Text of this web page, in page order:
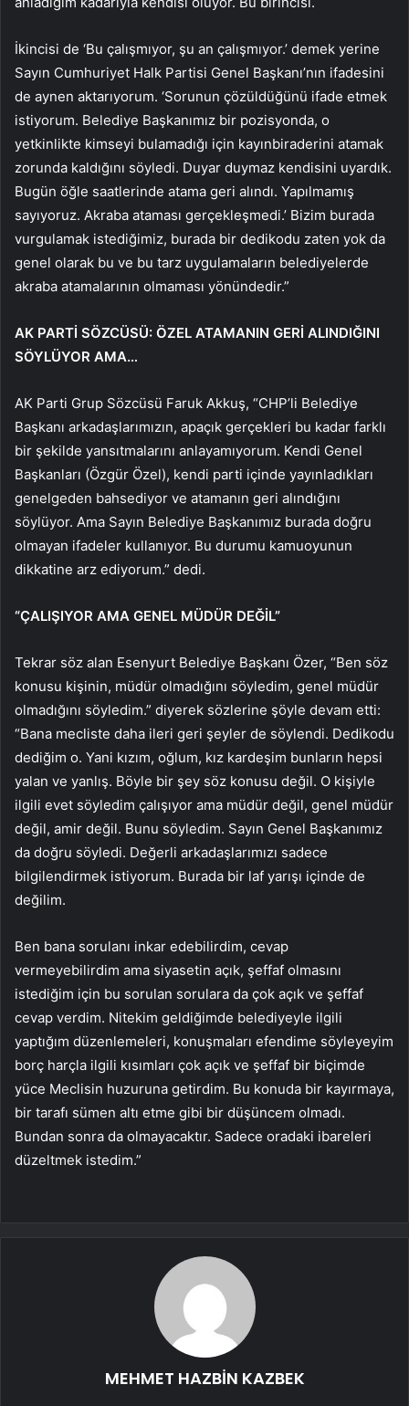
İkincisi de ‘Bu çalışmıyor, şu an çalışmıyor.’ demek yerine
Sayın Cumhuriyet Halk Partisi Genel Başkanı’nın ifadesini
de aynen aktarıyorum. ‘Sorunun çözüldüğünü ifade etmek
istiyorum. Belediye Başkanımız bir pozisyonda, o
yetkinlikte kimseyi bulamadığı için kayınbiraderini atamak
zorunda kaldığını söyledi. Duyar duymaz kendisini uyardık.
Bugün öğle saatlerinde atama geri alındı. Yapılmamış
sayıyoruz. Akraba ataması gerçekleşmedi.’ Bizim burada
vurgulamak istediğimiz, burada bir dedikodu zaten yok da
genel olarak bu ve bu tarz uygulamaların belediyelerde
akraba atamalarının olmaması yönündedir.”
AK PARTİ SÖZCÜSÜ: ÖZEL ATAMANIN GERİ ALINDIĞINI
SÖYLÜYOR AMA…
AK Parti Grup Sözcüsü Faruk Akkuş, “CHP’li Belediye
Başkanı arkadaşlarımızın, apaçık gerçekleri bu kadar farklı
bir şekilde yansıtmalarını anlayamıyorum. Kendi Genel
Başkanları (Özgür Özel), kendi parti içinde yayınladıkları
genelgeden bahsediyor ve atamanın geri alındığını
söylüyor. Ama Sayın Belediye Başkanımız burada doğru
olmayan ifadeler kullanıyor. Bu durumu kamuoyunun
dikkatine arz ediyorum.” dedi.
“ÇALIŞIYOR AMA GENEL MÜDÜR DEĞİL”
Tekrar söz alan Esenyurt Belediye Başkanı Özer, “Ben söz
konusu kişinin, müdür olmadığını söyledim, genel müdür
olmadığını söyledim.” diyerek sözlerine şöyle devam etti:
“Bana mecliste daha ileri geri şeyler de söylendi. Dedikodu
dediğim o. Yani kızım, oğlum, kız kardeşim bunların hepsi
yalan ve yanlış. Böyle bir şey söz konusu değil. O kişiyle
ilgili evet söyledim çalışıyor ama müdür değil, genel müdür
değil, amir değil. Bunu söyledim. Sayın Genel Başkanımız
da doğru söyledi. Değerli arkadaşlarımızı sadece
bilgilendirmek istiyorum. Burada bir laf yarışı içinde de
değilim.
Ben bana sorulanı inkar edebilirdim, cevap
vermeyebilirdim ama siyasetin açık, şeffaf olmasını
istediğim için bu sorulan sorulara da çok açık ve şeffaf
cevap verdim. Nitekim geldiğimde belediyeyle ilgili
yaptığım düzenlemeleri, konuşmaları efendime söyleyeyim
borç harçla ilgili kısımları çok açık ve şeffaf bir biçimde
yüce Meclisin huzuruna getirdim. Bu konuda bir kayırmaya,
bir tarafı sümen altı etme gibi bir düşüncem olmadı.
Bundan sonra da olmayacaktır. Sadece oradaki ibareleri
düzeltmek istedim.”
MEHMET HAZBİN KAZBEK